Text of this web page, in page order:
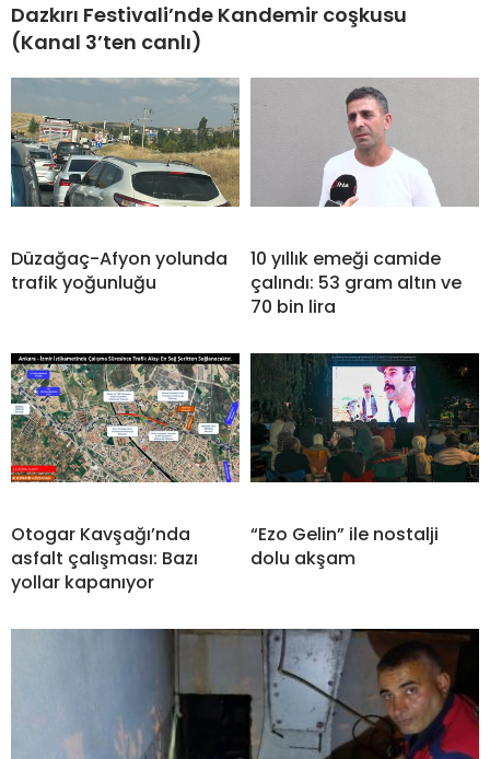
Dazkırı Festivali’nde Kandemir coşkusu
(Kanal 3’ten canlı)
Düzağaç-Afyon yolunda
trafik yoğunluğu
10 yıllık emeği camide
çalındı: 53 gram altın ve
70 bin lira
Otogar Kavşağı’nda
asfalt çalışması: Bazı
yollar kapanıyor
“Ezo Gelin” ile nostalji
dolu akşam